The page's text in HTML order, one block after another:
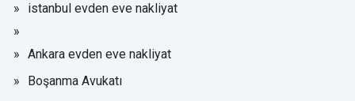
istanbul evden eve nakliyat
Ankara evden eve nakliyat
Boşanma Avukatı